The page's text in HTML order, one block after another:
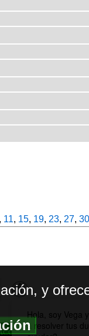
11, 15, 19, 23, 27, 30
y